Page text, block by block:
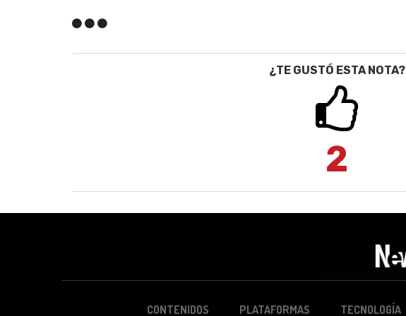
¿TE GUSTÓ ESTA NOTA?
2
CONTENIDOS PLATAFORMAS TECNOLOGÍA